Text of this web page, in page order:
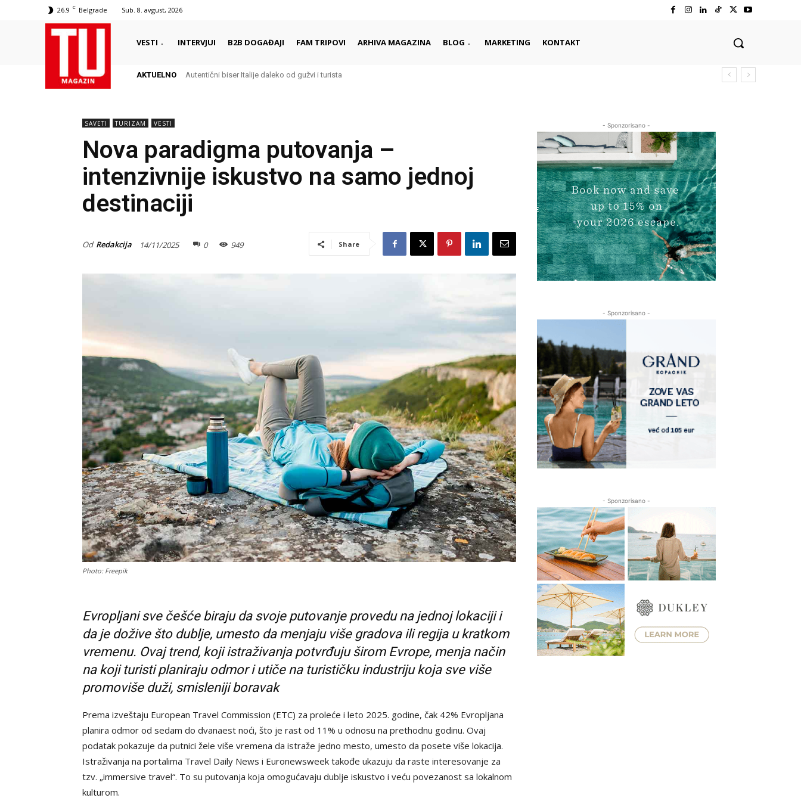
26.9 C Belgrade Sub. 8. avgust, 2026
VESTI INTERVJUI B2B DOGAĐAJI FAM TRIPOVI ARHIVA MAGAZINA BLOG MARKETING KONTAKT
AKTUELNO Delikates sa kojim Grci započinju i završavaju dan
Autentični biser Italije daleko od gužvi i turista
SAVETI TURIZAM VESTI
Nova paradigma putovanja –
intenzivnije iskustvo na samo jednoj
destinaciji
Od Redakcija 14/11/2025 0 949 Share
Photo: Freepik
Evropljani sve češće biraju da svoje putovanje provedu na jednoj lokaciji i
da je dožive što dublje, umesto da menjaju više gradova ili regija u kratkom
vremenu. Ovaj trend, koji istraživanja potvrđuju širom Evrope, menja način
na koji turisti planiraju odmor i utiče na turističku industriju koja sve više
promoviše duži, smisleniji boravak
Prema izveštaju European Travel Commission (ETC) za proleće i leto 2025. godine, čak 42% Evropljana
planira odmor od sedam do dvanaest noći, što je rast od 11% u odnosu na prethodnu godinu. Ovaj
podatak pokazuje da putnici žele više vremena da istraže jedno mesto, umesto da posete više lokacija.
Istraživanja na portalima Travel Daily News i Euronewsweek takođe ukazuju da raste interesovanje za
tzv. „immersive travel“. To su putovanja koja omogućavaju dublje iskustvo i veću povezanost sa lokalnom
kulturom.
- Sponzorisano -
- Sponzorisano -
- Sponzorisano -